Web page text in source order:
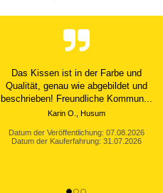
Das Kissen ist in der Farbe und
Qualität, genau wie abgebildet und
beschrieben! Freundliche Kommun...
Karin O., Husum
Datum der Veröffentlichung: 07.08.2026
Datum der Kauferfahrung: 31.07.2026